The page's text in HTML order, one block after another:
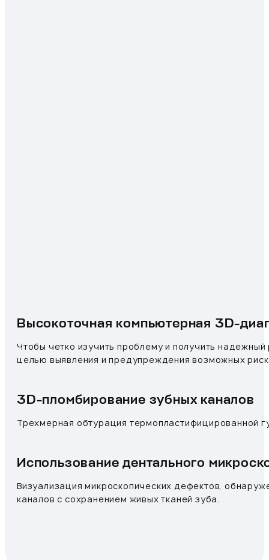
Высокоточная компьютерная 3D-
Чтобы четко изучить проблему и получить
целью выявления и предупреждения возможных
3D-пломбирование зубных каналов
Трехмерная обтурация термопластифицированной
Использование дентального
Визуализация микроскопических дефектов,
каналов с сохранением живых тканей зуба.